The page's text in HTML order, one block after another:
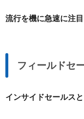
流行を機に急速に注
フィールドセ
インサイドセールス